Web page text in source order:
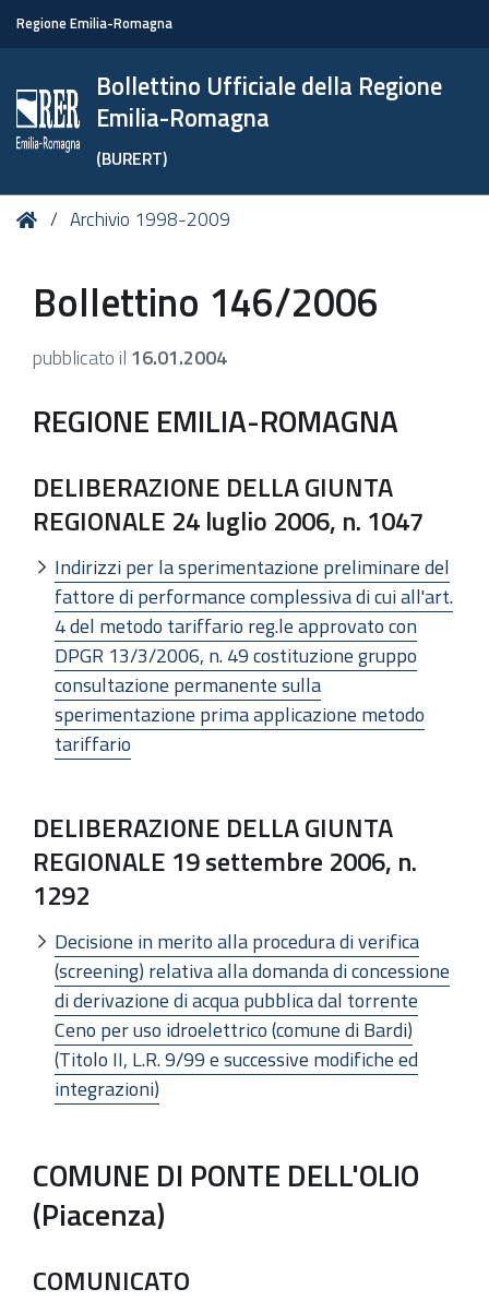
Regione Emilia-Romagna
Bollettino Ufficiale della Regione
Emilia-Romagna
(BURERT)
Tu HomeArchivio 1998-2009
Bollettino 146/2006
pubblicato il 16.01.2004
REGIONE EMILIA-ROMAGNA
DELIBERAZIONE DELLA GIUNTA
REGIONALE 24 luglio 2006, n. 1047
Indirizzi per la sperimentazione preliminare del
fattore di performance complessiva di cui all'art.
4 del metodo tariffario reg.le approvato con
DPGR 13/3/2006, n. 49 costituzione gruppo
consultazione permanente sulla
sperimentazione prima applicazione metodo
tariffario
DELIBERAZIONE DELLA GIUNTA
REGIONALE 19 settembre 2006, n.
1292
Decisione in merito alla procedura di verifica
(screening) relativa alla domanda di concessione
di derivazione di acqua pubblica dal torrente
Ceno per uso idroelettrico (comune di Bardi)
(Titolo II, L.R. 9/99 e successive modifiche ed
integrazioni)
COMUNE DI PONTE DELL'OLIO
(Piacenza)
COMUNICATO